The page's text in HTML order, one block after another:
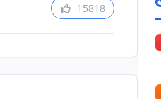
15818